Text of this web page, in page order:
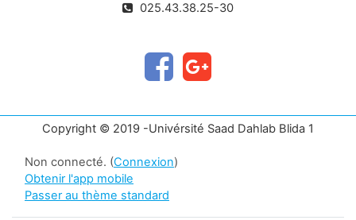
025.43.38.25-30
Copyright © 2019 -Univérsité Saad Dahlab Blida 1
Non connecté. (Connexion)
Obtenir l'app mobile
Passer au thème standard